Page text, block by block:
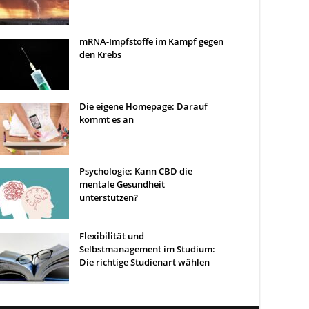
mRNA-Impfstoffe im Kampf gegen
den Krebs
Die eigene Homepage: Darauf
kommt es an
Psychologie: Kann CBD die
mentale Gesundheit
unterstützen?
Flexibilität und
Selbstmanagement im Studium:
Die richtige Studienart wählen